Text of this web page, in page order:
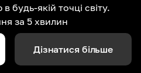
будь-якій точці світу.
за 5 хвилин
Дізнатися більше